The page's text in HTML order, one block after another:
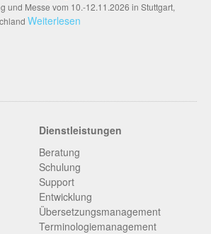
und Messe vom 10.-12.11.2026 in Stuttgart,
Weiterlesen
Dienstleistungen
Beratung
Schulung
Support
Entwicklung
Übersetzungsmanagement
Terminologiemanagement